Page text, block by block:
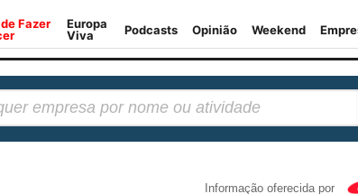
Informação oferecida por